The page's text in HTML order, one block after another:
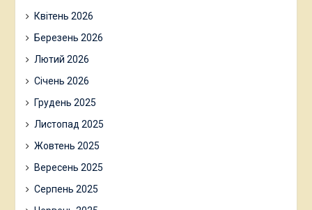
Квітень 2026
Березень 2026
Лютий 2026
Січень 2026
Грудень 2025
Листопад 2025
Жовтень 2025
Вересень 2025
Серпень 2025